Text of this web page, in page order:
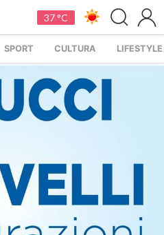
37 °C
SPORT CULTURA LIFESTYLE